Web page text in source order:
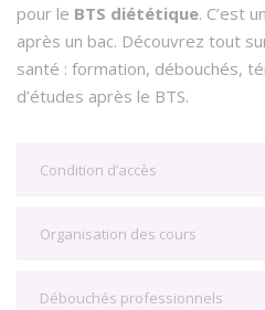
pour le BTS diététique. C’est
après un bac. Découvrez tout
santé : formation, débouchés,
d’études après le BTS.
Condition d’accès
Organisation des cours
Débouchés professionnels